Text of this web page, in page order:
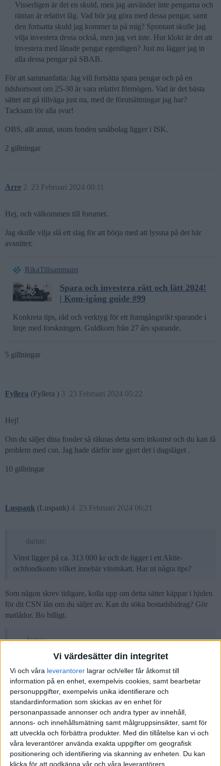
Vi värdesätter din integritet
Vi och våra leverantorer lagrar och/eller får åtkomst till
information på en enhet, exempelvis cookies, samt bearbetar
personuppgifter, exempelvis unika identifierare och
standardinformation som skickas av en enhet för
personanpassade annonser och andra typer av innehåll,
annons- och innehållsmätning samt målgruppsinsikter, samt för
att utveckla och förbättra produkter. Med din tillåtelse kan vi och
våra leverantörer använda exakta uppgifter om geografisk
positionering och identifiering via skanning av enheten. Du kan
klicka för att godkänna vår och våra leverantörers
Visserligen är det en skuld, men jag använder inte pengarna och
räntan är relativt låg. Vad bör jag göra med dessa pengar, samt
den fortsatta skuld jag kommer ta på mig? Spontant skulle jag
vilja investera dessa också, men jag vet inte. Hur klokt är det att
investera med lånade pengar egentligen? Just nu lägger jag in
alla dessa pengar på SBAB.
För att sammanfatta: Jag vill fortsätta spara pengar och på en
tidshorisont om 25-30 år vara relativt förmögen. Vad är det bästa
sättet att gå tillväga just nu, med de förutsättningar jag har?
Tacksam för alla svar!
OBS, allt annat, utom fonden småbolag ligger i ISK.
2 gillningar
Arre 23 Februari 2024 00:11
2
Hej, och välkommen till forumet.
Jag skulle vilja slå ett slag för att börja med att lyssna på det här
avsnittet:
RikaTillsammans
Spara och investera rätt och lätt 2024!
| Kom-igång guide #99
Konkreta tips, råd och verktyg för ett framgångsrikt sparande i
linje med forskningen. Guldkorn från 27 års sparande.
5 gillningar
Fyllera (Fyllera ) 23 Februari 2024 05:22
3
Hej!
Om du säljer dina fonder så räknas detta som inkomst och du kan få
problem med csn. Jag hade därför inte gjort det i dagsläget .
10 gillningar
Luspank (Luspank) 23 Februari 2024 06:21
4
darius:
Vinst ligger på ca. 313 000 kr och de ligger i ett Aktie-
ochfondkonto vilket innebär vinstskatt. Har ni några tips?
Som någon skrev tidigare, kolla upp om detta sätter käppar i hjulen
för dit CSN lån om du säljer av. Kan du söka bostadsbidrag? Gör
matlådor. Bo billigt.
darius:
vänta tills fonden åter (om någonsin) når sin tidigare all-time-
high, och sen avyttra,
Lycka till med det xD. Försök inte marknadstima. Det funkar inte
för oss andra iaf.
Side-hustla vid sidan av studierna (Ränta på ränta effekten är
fantastisk om man kommer igång tidigt, även om du bara kan spara
småslantar i början. Vad du än gör, skaffa inte bil (dom är dyra i
drift).